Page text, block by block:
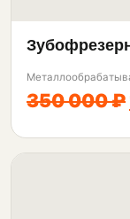
350 000 ₽